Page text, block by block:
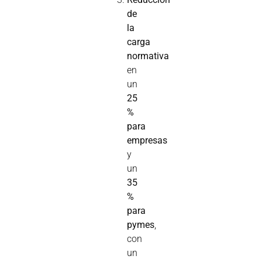
de
la
carga
normativa
en
un
25
%
para
empresas
y
un
35
%
para
pymes
con
un